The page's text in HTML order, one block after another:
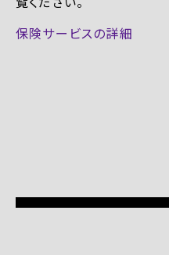
保険サービスの詳細